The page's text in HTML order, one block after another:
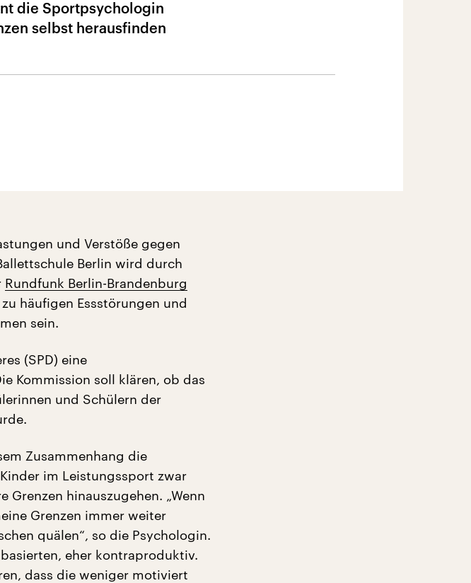
die Sportpsychologin
selbst herausfinden
und Verstöße gegen
Berlin wird durch
Rundfunk Berlin-Brandenburg
häufigen Essstörungen und
sein.
(SPD) eine
Kommission soll klären, ob das
und Schülern der
Zusammenhang die
im Leistungssport zwar
hinauszugehen. „Wenn
Grenzen immer weiter
quälen“, so die Psychologin.
eher kontraproduktiv.
dass die weniger motiviert